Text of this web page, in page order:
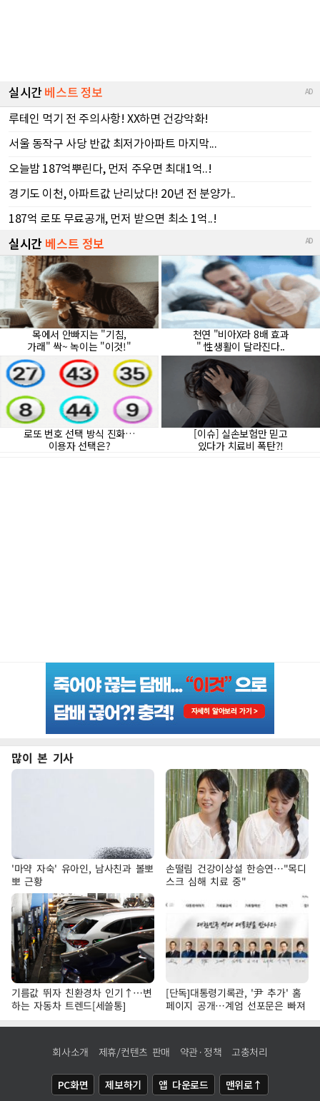
많이 본 기사
'마약 자숙' 유아인, 남사친과 볼뽀
뽀 근황
손떨림 건강이상설 한승연…"목디
스크 심해 치료 중"
기름값 뛰자 친환경차 인기↑…변
하는 자동차 트렌드[세쓸통]
[단독]대통령기록관, '尹 추가' 홈
페이지 공개…계엄 선포문은 빠져
회사소개 제휴/컨텐츠 판매 약관·정책 고충처리
PC화면 제보하기 앱 다운로드 맨위로↑